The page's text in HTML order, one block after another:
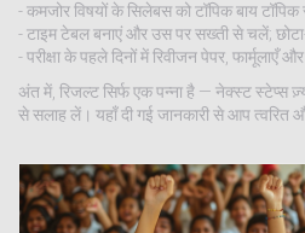
- कमजोर विषयों के सिलेबस को टॉपिक बाय
- टाइम टेबल बनाएं और उस पर सख्ती से चलें;
- परीक्षा के पहले दिनों में रिवीजन पेपर, फार्मूलाएँ
अंत में, रिजल्ट सिर्फ एक पन्ना है — नेक्स्ट स्टेप्स
से सलाह लें। यहाँ दी गई जानकारी से आप त्वरित